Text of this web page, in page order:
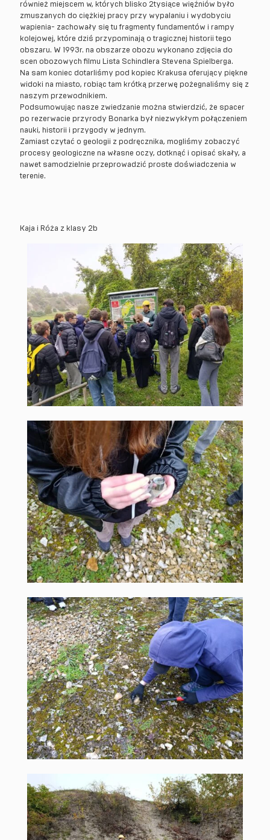
również miejscem w, których blisko 2tysiące więźniów było
zmuszanych do ciężkiej pracy przy wypalaniu i wydobyciu
wapienia- zachowały się tu fragmenty fundamentów i rampy
kolejowej, które dziś przypominają o tragicznej historii tego
obszaru. W 1993r. na obszarze obozu wykonano zdjęcia do
scen obozowych filmu Lista Schindlera Stevena Spielberga.
Na sam koniec dotarliśmy pod kopiec Krakusa oferujący piękne
widoki na miasto, robiąc tam krótką przerwę pożegnaliśmy się z
naszym przewodnikiem.
Podsumowując nasze zwiedzanie można stwierdzić, że spacer
po rezerwacie przyrody Bonarka był niezwykłym połączeniem
nauki, historii i przygody w jednym.
Zamiast czytać o geologii z podręcznika, mogliśmy zobaczyć
procesy geologiczne na własne oczy, dotknąć i opisać skały, a
nawet samodzielnie przeprowadzić proste doświadczenia w
terenie.
Kaja i Róża z klasy 2b